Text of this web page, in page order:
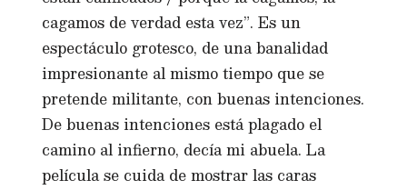
cagamos de verdad esta vez”. Es un
espectáculo grotesco, de una banalidad
impresionante al mismo tiempo que se
pretende militante, con buenas intenciones.
De buenas intenciones está plagado el
camino al infierno, decía mi abuela. La
película se cuida de mostrar las caras